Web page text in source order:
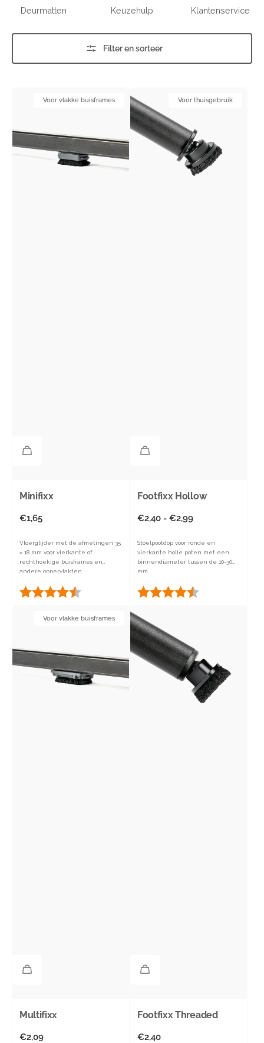
Deurmatten Keuzehulp Klantenservice
Filter en sorteer
Voor vlakke buisframes
Minifixx
Normale
€1,65
Vloerglijder met de afmetingen 35
× 18 mm voor vierkante of
rechthoekige buisframes en
andere oppervlakten.
Beoordeling: 4.5 uit 5 sterren
Footfixx
Hollow
Voor thuisgebruik
Footfixx Hollow
Normale
€2,40 - €2,99
Stoelpootdop voor ronde en
vierkante holle poten met een
binnendiameter tussen de 10-30
mm.
Beoordeling:
Voor vlakke buisframes
Multifixx
Normale
€2,09
Footfixx
Threaded
Footfixx Threaded
Normale
€2,40